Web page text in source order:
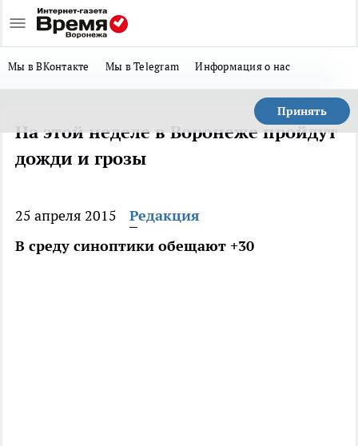
Мы в ВКонтакте Мы в Telegram Информация о нас
Принять
На этой неделе в Воронеже пройдут
дожди и грозы
25 апреля 2015
Редакция
В среду синоптики обещают +30